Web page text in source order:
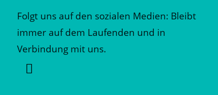
Folgt uns auf den sozialen Medien: Bleibt
immer auf dem Laufenden und in
Verbindung mit uns.